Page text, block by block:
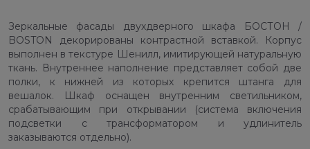
Зеркальные фасады двухдверного шкафа БОСТОН /
BOSTON декорированы контрастной вставкой. Корпус
выполнен в текстуре Шенилл, имитирующей натуральную
ткань. Внутреннее наполнение представляет собой две
полки, к нижней из которых крепится штанга для
вешалок. Шкаф оснащен внутренним светильником,
срабатывающим при открывании (система включения
подсветки с трансформатором и удлинитель
заказываются отдельно).